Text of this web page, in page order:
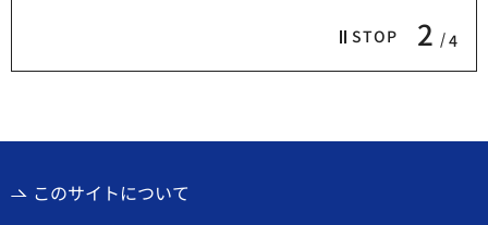
STOP 2 4
このサイトについて